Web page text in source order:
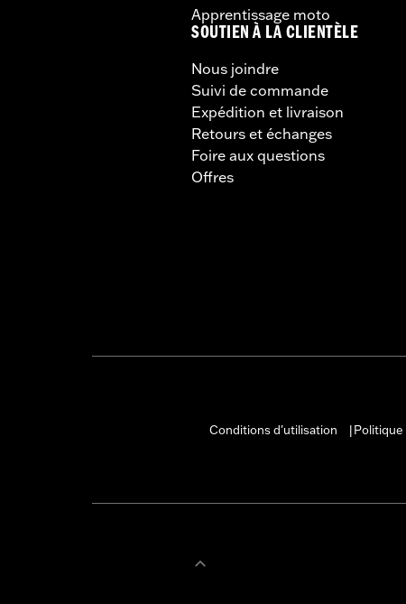
Apprentissage moto
SOUTIEN À LA CLIENTÈLE
Nous joindre
Suivi de commande
Expédition et livraison
Retours et échanges
Foire aux questions
Offres
Conditions d'utilisation